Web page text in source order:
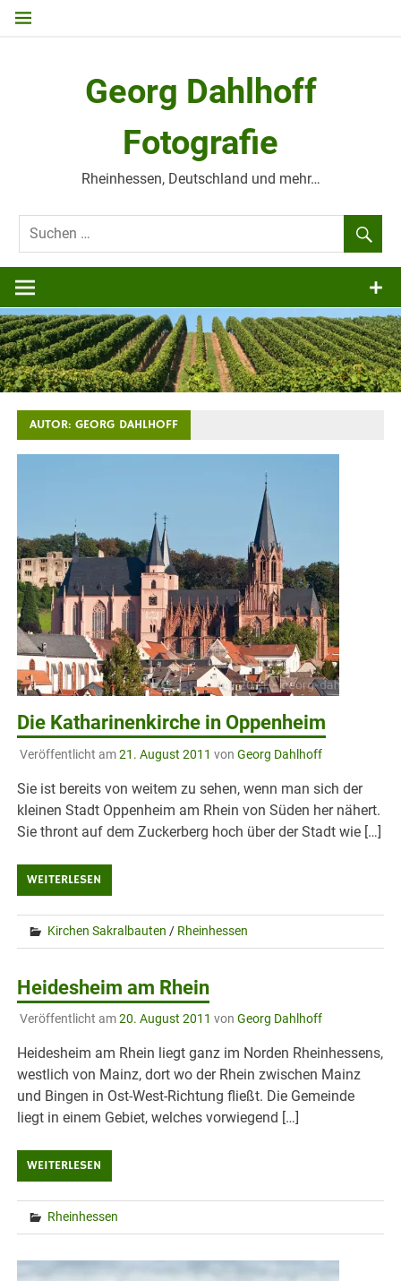
Zum
Georg Dahlhoff
Fotografie
Rheinhessen, Deutschland und mehr…
AUTOR:GEORG DAHLHOFF
Die Katharinenkirche in Oppenheim
Veröffentlicht am21. August 2011 von Georg Dahlhoff
Sie ist bereits von weitem zu sehen, wenn man sich der
kleinen Stadt Oppenheim am Rhein von Süden her nähert.
Sie thront auf dem Zuckerberg hoch über der Stadt wie […]
WEITERLESEN
Kirchen Sakralbauten / Rheinhessen
Heidesheim am Rhein
Veröffentlicht am20. August 2011 von Georg Dahlhoff
Heidesheim am Rhein liegt ganz im Norden Rheinhessens,
westlich von Mainz, dort wo der Rhein zwischen Mainz
und Bingen in Ost-West-Richtung fließt. Die Gemeinde
liegt in einem Gebiet, welches vorwiegend […]
WEITERLESEN
Rheinhessen